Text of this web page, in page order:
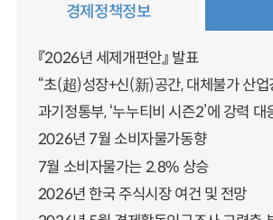
경제정책정보
『2026년 세제개편안』 발표
“초(超)성장+신(新)공간, 대체불가 산업
과기정통부, ‘누누티비 시즌2’에 강력 대
2026년 7월 소비자물가동향
7월 소비자물가는 2.8% 상승
2026년 한국 주식시장 여건 및 전망